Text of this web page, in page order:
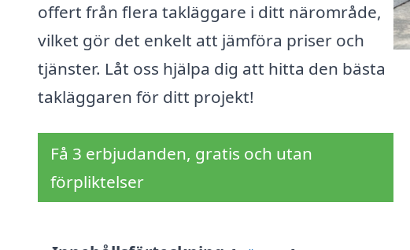
offert från flera takläggare i ditt närområde,
vilket gör det enkelt att jämföra priser och
tjänster. Låt oss hjälpa dig att hitta den bästa
takläggaren för ditt projekt!
Få 3 erbjudanden, gratis och utan
förpliktelser